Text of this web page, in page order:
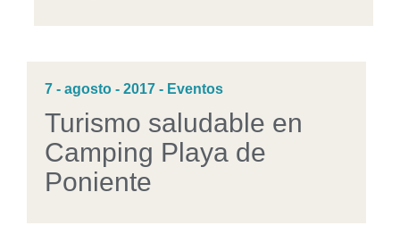
7 - agosto - 2017 - Eventos
Turismo saludable en
Camping Playa de
Poniente